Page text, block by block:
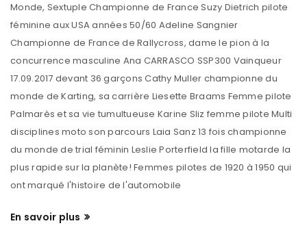
Monde, Sextuple Championne de France Suzy Dietrich pilote
féminine aux USA années 50/60 Adeline Sangnier
Championne de France de Rallycross, dame le pion à la
concurrence masculine Ana CARRASCO SSP300 Vainqueur
17.09.2017 devant 36 garçons Cathy Muller championne du
monde de Karting, sa carrière Liesette Braams Femme pilote
Palmarès et sa vie tumultueuse Karine Sliz femme pilote Multi
disciplines moto son parcours Laia Sanz 13 fois championne
du monde de trial féminin Leslie Porterfield la fille motarde la
plus rapide sur la planète! Femmes pilotes de 1920 à 1950 qui
ont marqué l'histoire de l'automobile
En savoir plus